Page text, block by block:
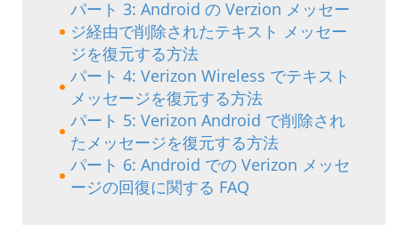
パート 3: Android の Verzion メッセー
ジ経由で削除されたテキスト メッセー
ジを復元する方法
パート 4: Verizon Wireless でテキスト
メッセージを復元する方法
パート 5: Verizon Android で削除され
たメッセージを復元する方法
パート 6: Android での Verizon メッセ
ージの回復に関する FAQ